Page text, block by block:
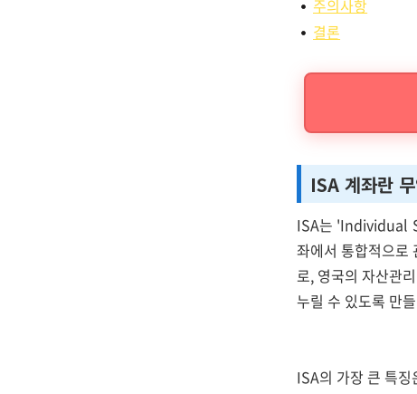
주의사항
결론
ISA 계좌란
ISA는 'Individual
좌에서 통합적으로
로, 영국의 자산관
누릴 수 있도록 만
ISA의 가장 큰 특